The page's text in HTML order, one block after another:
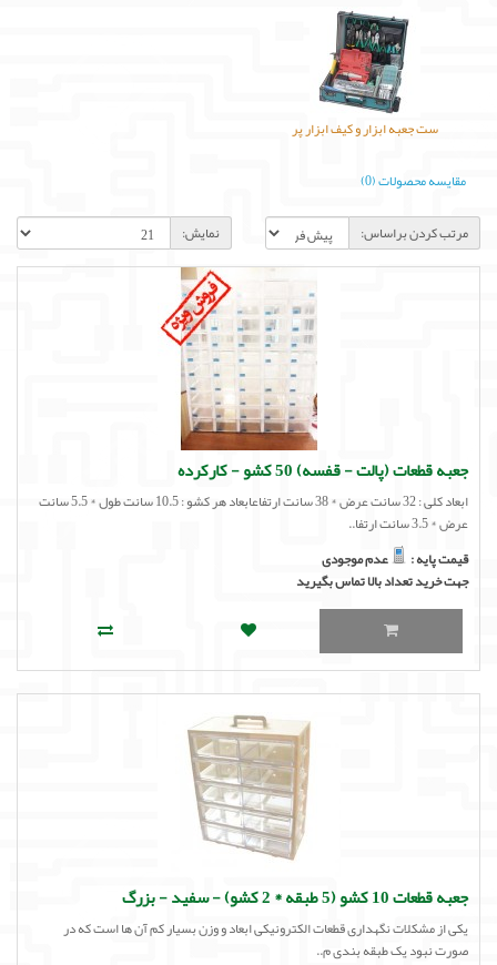
ست جعبه ابزار و کیف ابزار پر
مقایسه محصولات (0)
مرتب کردن براساس:
نمایش:
جعبه قطعات (پالت - قفسه) 50 کشو - کارکرده
ابعاد کلی : 32 سانت عرض * 38 سانت ارتفاعابعاد هر کشو : 10.5 سانت طول * 5.5 سانت
عرض * 3.5 سانت ارتفا..
قیمت پایه :
عدم موجودی
جهت خرید تعداد بالا تماس بگیرید
جعبه قطعات 10 کشو (5 طبقه * 2 کشو) - سفید - بزرگ
یکی از مشکلات نگهداری قطعات الکترونیکی ابعاد و وزن بسیار کم آن ها است که در
صورت نبود یک طبقه بندی م..